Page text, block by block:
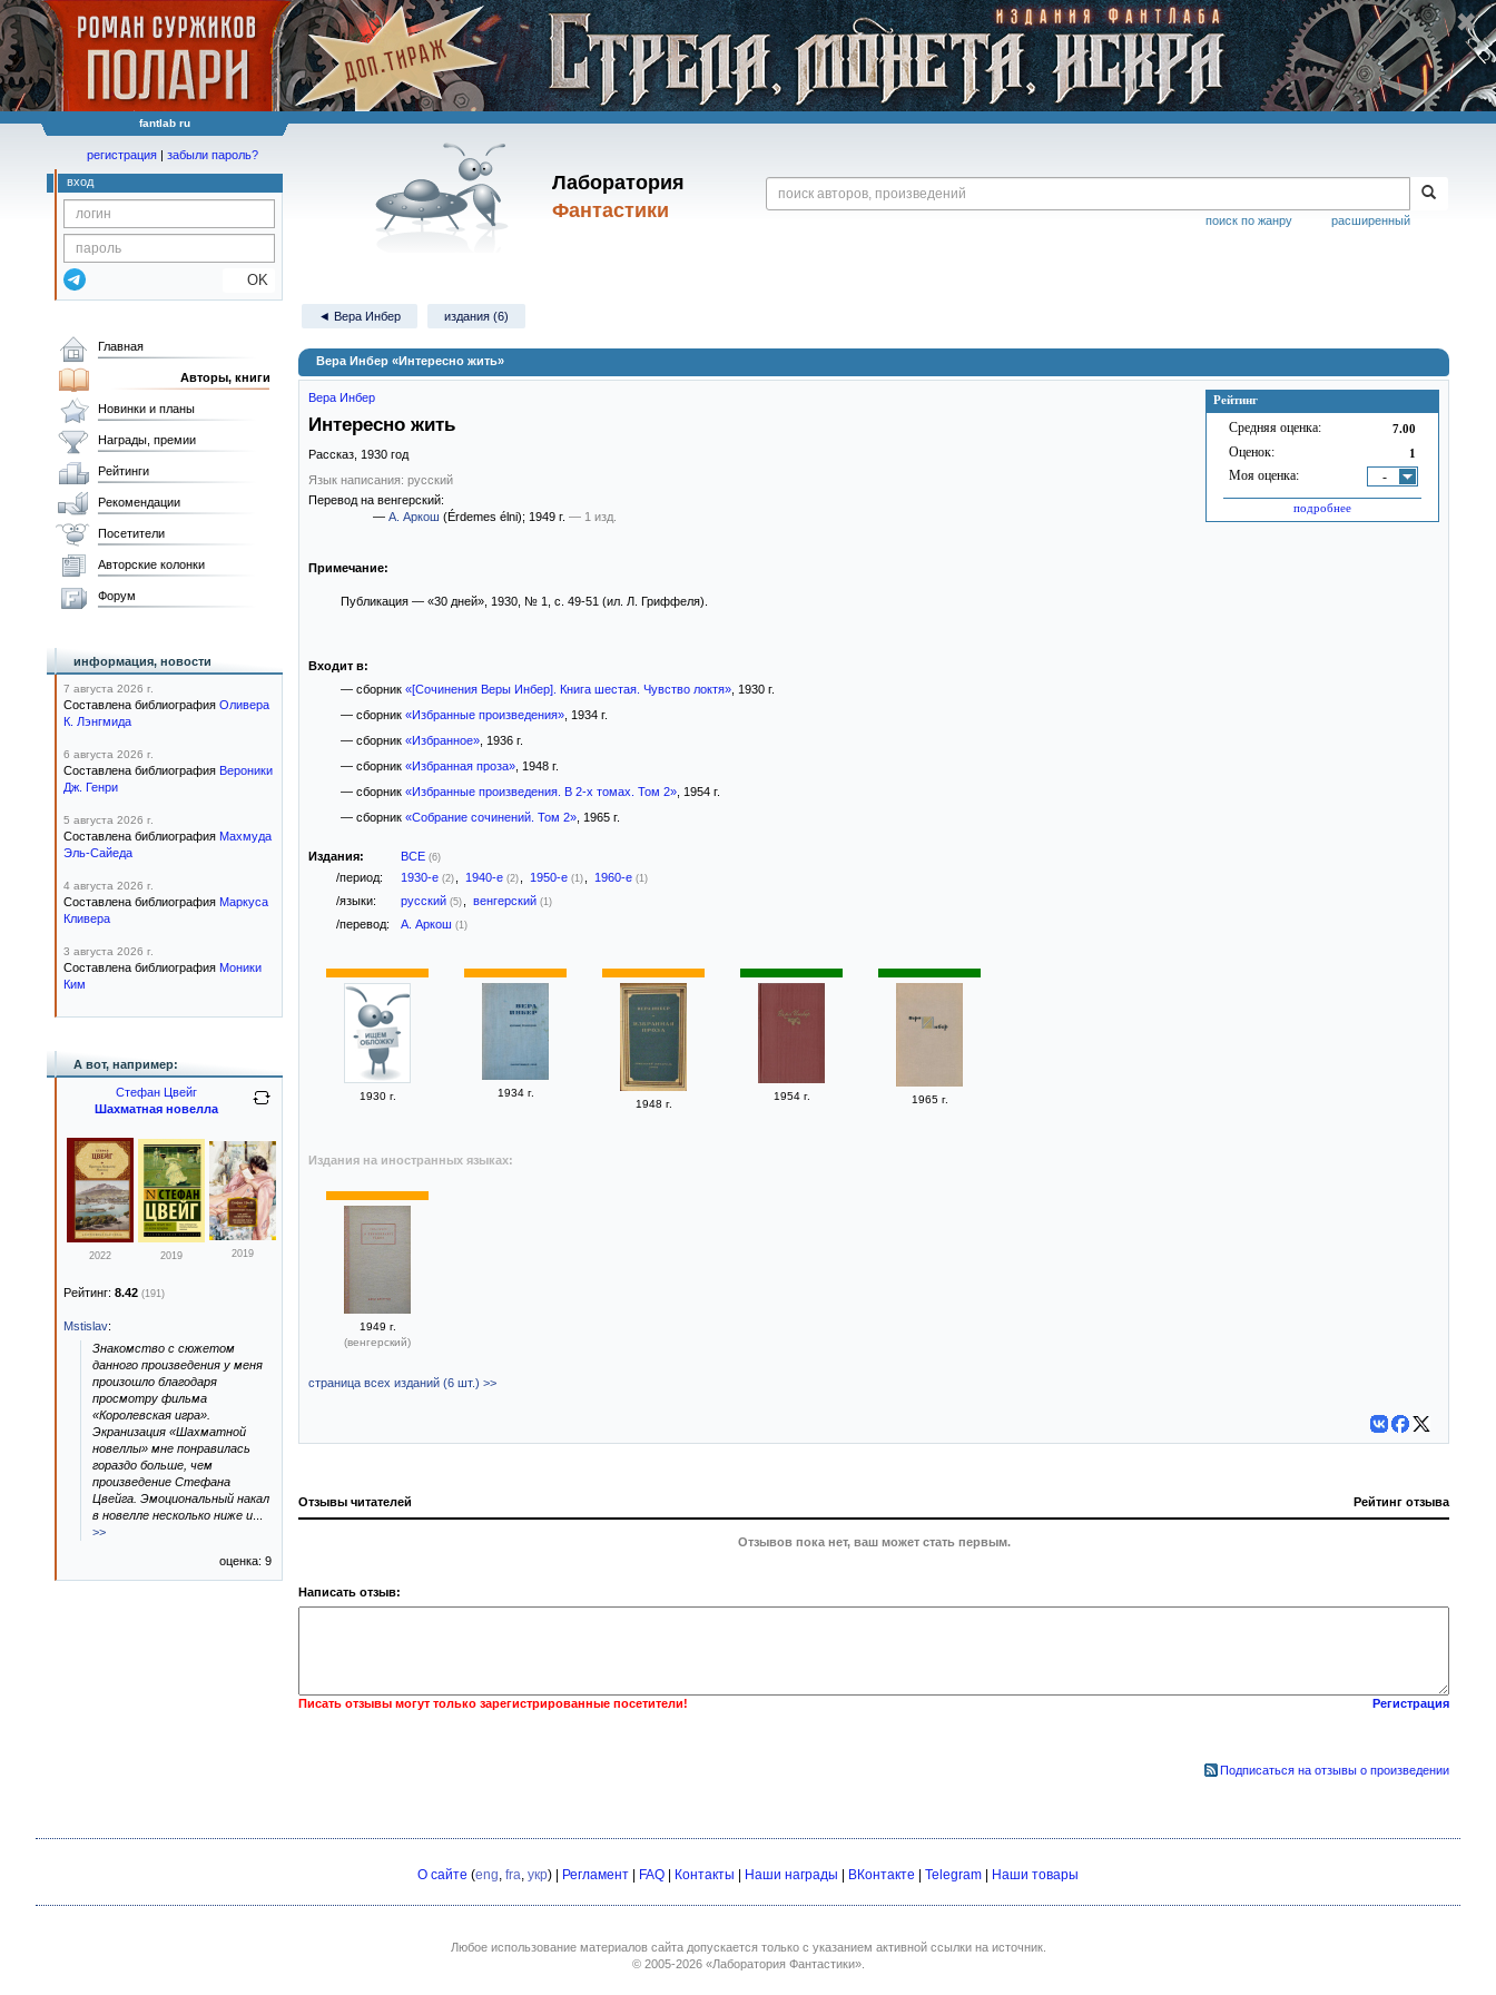
fantlab ru
Лаборатория
Фантастики
расширенный
поиск по жанру
регистрация | забыли пароль?
вход
OK
◄ Вера Инбер издания (6)
Вера Инбер «Интересно жить»
Рейтинг
Средняя оценка: 7.00
Оценок: 1
Моя оценка: -
подробнее
Вера Инбер
Интересно жить
Рассказ, 1930 год
Язык написания: русский
Перевод на венгерский:
— А. Аркош (Érdemes élni); 1949 г. — 1 изд.
Примечание:
Публикация — «30 дней», 1930, № 1, с. 49-51 (ил. Л. Гриффеля).
Входит в:
— сборник «[Сочинения Веры Инбер]. Книга шестая. Чувство локтя», 1930 г.
— сборник «Избранные произведения», 1934 г.
— сборник «Избранное», 1936 г.
— сборник «Избранная проза», 1948 г.
— сборник «Избранные произведения. В 2-х томах. Том 2», 1954 г.
— сборник «Собрание сочинений. Том 2», 1965 г.
Издания: ВСЕ (6)
/период: 1930-е (2) 1940-е (2) 1950-е (1) 1960-е (1)
/языки: русский (5) венгерский (1)
/перевод: А. Аркош (1)
1930 г.
1934 г.
1948 г.
1954 г. 1965 г.
Издания на иностранных языках:
1949 г.
(венгерский)
страница всех изданий (6 шт.) >>
Отзывы читателей Рейтинг отзыва
Отзывов пока нет, ваш может стать первым.
Написать отзыв:
Писать отзывы могут только зарегистрированные посетители! Регистрация
Подписаться на отзывы о произведении
Главная
Авторы, книги
Новинки и планы
Награды, премии
Рейтинги
Рекомендации
Посетители
Авторские колонки
Форум
информация, новости
7 августа 2026 г.
Составлена библиография Оливера
К. Лэнгмида
6 августа 2026 г.
Составлена библиография Вероники
Дж. Генри
5 августа 2026 г.
Составлена библиография Махмуда
Эль-Сайеда
4 августа 2026 г.
Составлена библиография Маркуса
Кливера
3 августа 2026 г.
Составлена библиография Моники
Ким
А вот, например:
Стефан Цвейг
Шахматная новелла
2022 2019 2019
Рейтинг: 8.42 (191)
Mstislav:
Знакомство с сюжетом
данного произведения у меня
произошло благодаря
просмотру фильма
«Королевская игра».
Экранизация «Шахматной
новеллы» мне понравилась
гораздо больше, чем
произведение Стефана
Цвейга. Эмоциональный накал
в новелле несколько ниже и
>>
оценка: 9
О сайте (eng, fra, укр) | Регламент FAQ Контакты Наши награды ВКонтакте Telegram Наши товары
Любое использование материалов сайта допускается только с указанием активной ссылки на источник.
© 2005-2026 «Лаборатория Фантастики».